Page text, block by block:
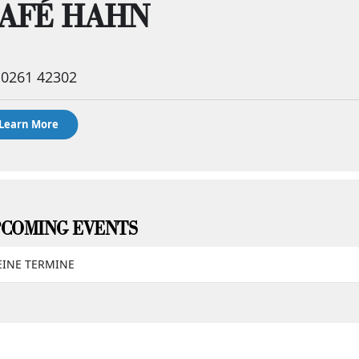
HAHN
0261 42302
Learn More
EVENTS
TERMINE